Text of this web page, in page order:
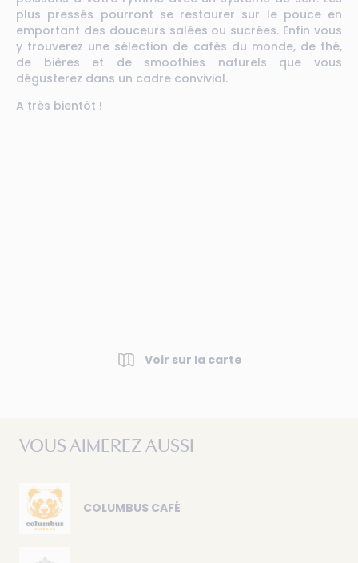
plus pressés pourront se restaurer sur le pouce en
emportant des douceurs salées ou sucrées. Enfin vous
y trouverez une sélection de cafés du monde, de thé,
de bières et de smoothies naturels que vous
dégusterez dans un cadre convivial.
A très bientôt !
Voir sur la carte
VOUS AIMEREZ AUSSI
COLUMBUS CAFÉ